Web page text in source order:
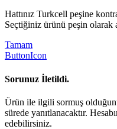
Hattınız Turkcell peşine
Seçtiğiniz ürünü peşin olarak
Tamam
ButtonIcon
Sorunuz İletildi.
Ürün ile ilgili sormuş
sürede yanıtlanacaktır.
edebilirsiniz.